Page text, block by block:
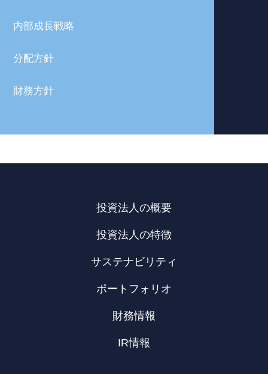
内部成長戦略
分配方針
財務方針
投資法人の概要
投資法人の特徴
サステナビリティ
ポートフォリオ
財務情報
IR情報